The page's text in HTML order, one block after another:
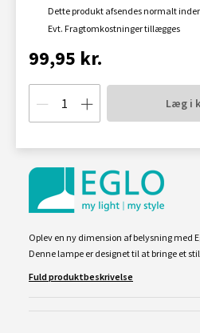
Dette produkt afsendes normalt
Evt. Fragtomkostninger tillægges
99,95 kr.
Læg i
Oplev en ny dimension af belysning med
Denne lampe er designet til at bringe et
Fuld produktbeskrivelse